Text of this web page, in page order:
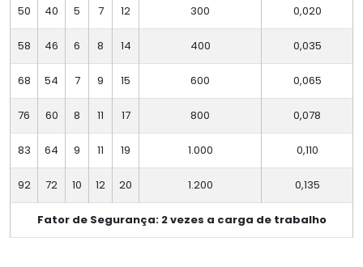
50 40 5 7 12 300 0,020
58 46 6 8 14 400 0,035
68 54 7 9 15 600 0,065
76 60 8 11 17 800 0,078
83 64 9 11 19 1.000 0,110
92 72 10 12 20 1.200 0,135
Fator de Segurança: 2 vezes a carga de trabalho